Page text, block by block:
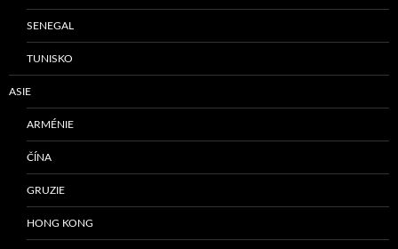
SENEGAL
TUNISKO
ASIE
ARMÉNIE
ČÍNA
GRUZIE
HONG KONG